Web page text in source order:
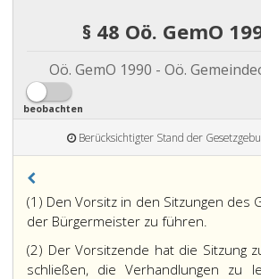
§ 48 Oö. GemO
Oö. GemO 1990 - Oö.
beobachten
Berücksichtigter Stand der
(1) Den Vorsitz in den Sitzungen des
der Bürgermeister zu führen.
(2) Der Vorsitzende hat die Sitzung
schließen, die Verhandlungen zu